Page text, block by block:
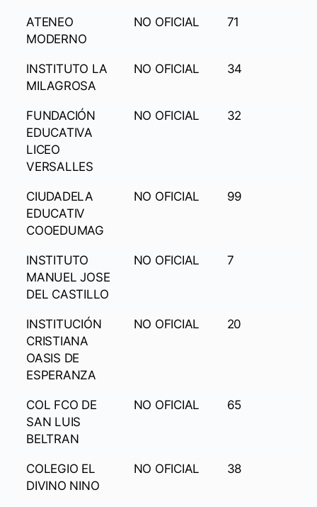
ATENEO
MODERNO
NO OFICIAL 71
INSTITUTO LA
MILAGROSA
NO OFICIAL 34
FUNDACIÓN
EDUCATIVA
LICEO
VERSALLES
NO OFICIAL 32
CIUDADELA
EDUCATIV
COOEDUMAG
NO OFICIAL 99
INSTITUTO
MANUEL JOSE
DEL CASTILLO
NO OFICIAL 7
INSTITUCIÓN
CRISTIANA
OASIS DE
ESPERANZA
NO OFICIAL 20
COL FCO DE
SAN LUIS
BELTRAN
NO OFICIAL 65
COLEGIO EL
DIVINO NINO
NO OFICIAL 38